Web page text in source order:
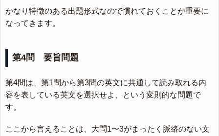
かなり特徴のある出題形式なので慣れておくことが重要に
なってきます。
第4問 要旨問題
第4問は、第1問から第3問の英文に共通して読み取れる内
容を表している英文を選択せよ、という変則的な問題で
す。
ここから言えることは、大問1〜3がまったく脈絡のない文